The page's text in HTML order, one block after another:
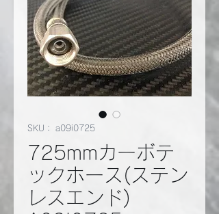
SKU： a09i0725
725mmカーボテ
ックホース(ステン
レスエンド)